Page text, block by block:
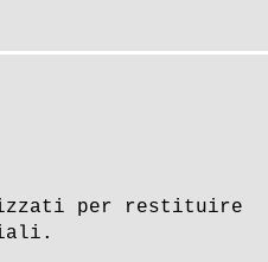
per restituire